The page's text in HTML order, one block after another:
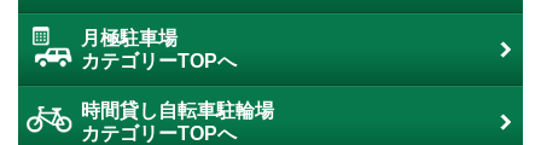
月極駐車場
カテゴリーTOPへ
時間貸し自転車駐輪場
カテゴリーTOPへ